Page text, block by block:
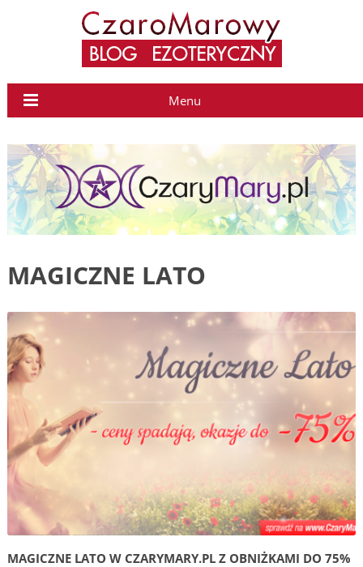
Menu
MAGICZNE LATO
MAGICZNE LATO W CZARYMARY.PL Z OBNIŻKAMI DO 75%